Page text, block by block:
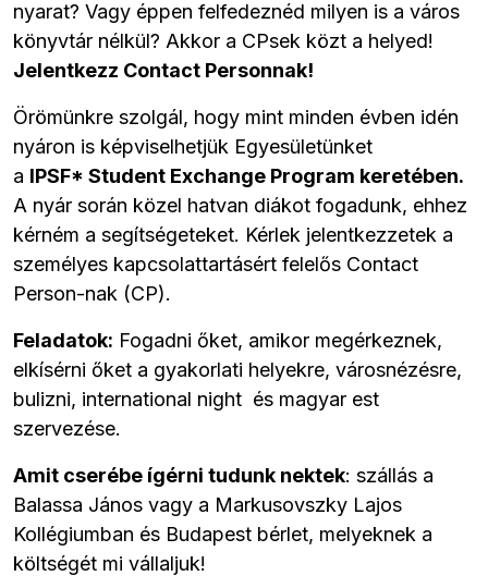
nyarat? Vagy éppen felfedeznéd milyen is a város
könyvtár nélkül? Akkor a CPsek közt a helyed!
Jelentkezz Contact Personnak!
Örömünkre szolgál, hogy mint minden évben idén
nyáron is képviselhetjük Egyesületünket
a IPSF* Student Exchange Program keretében.
A nyár során közel hatvan diákot fogadunk, ehhez
kérném a segítségeteket. Kérlek jelentkezzetek a
személyes kapcsolattartásért felelős Contact
Person-nak (CP).
Feladatok: Fogadni őket, amikor megérkeznek,
elkísérni őket a gyakorlati helyekre, városnézésre,
bulizni, international night és magyar est
szervezése.
Amit cserébe ígérni tudunk nektek: szállás a
Balassa János vagy a Markusovszky Lajos
Kollégiumban és Budapest bérlet, melyeknek a
költségét mi vállaljuk!